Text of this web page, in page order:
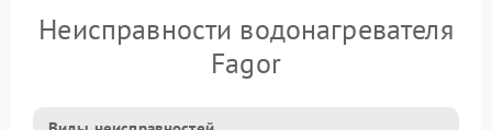
Неисправности водонагревателя
Fagor